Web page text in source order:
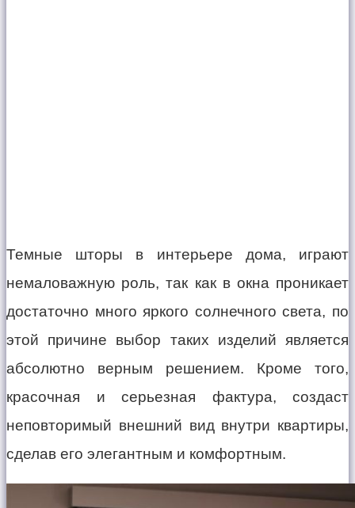
Темные шторы в интерьере дома, играют
немаловажную роль, так как в окна проникает
достаточно много яркого солнечного света, по
этой причине выбор таких изделий является
абсолютно верным решением. Кроме того,
красочная и серьезная фактура, создаст
неповторимый внешний вид внутри квартиры,
сделав его элегантным и комфортным.